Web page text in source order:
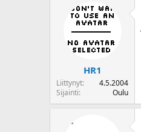
HR1
Liittynyt
4.5.2004
Sijainti
Oulu